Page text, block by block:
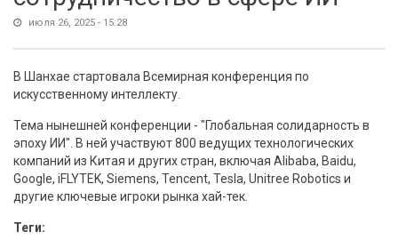
июля 26, 2025 - 15:28
В Шанхае стартовала Всемирная конференция по
искусственному интеллекту.
Тема нынешней конференции - "Глобальная солидарность в
эпоху ИИ". В ней участвуют 800 ведущих технологических
компаний из Китая и других стран, включая Alibaba, Baidu,
Google, iFLYTEK, Siemens, Tencent, Tesla, Unitree Robotics и
другие ключевые игроки рынка хай-тек.
Теги: